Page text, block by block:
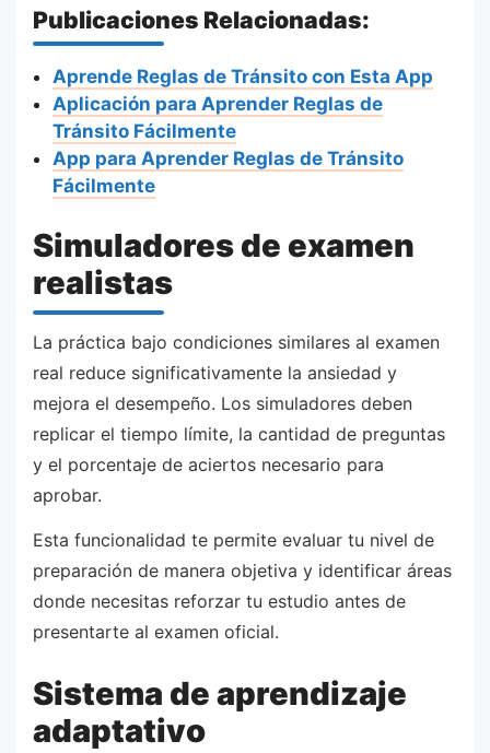
Publicaciones Relacionadas:
Aprende Reglas de Tránsito con Esta App
Aplicación para Aprender Reglas de
Tránsito Fácilmente
App para Aprender Reglas de Tránsito
Fácilmente
Simuladores de examen
realistas
La práctica bajo condiciones similares al examen
real reduce significativamente la ansiedad y
mejora el desempeño. Los simuladores deben
replicar el tiempo límite, la cantidad de preguntas
y el porcentaje de aciertos necesario para
aprobar.
Esta funcionalidad te permite evaluar tu nivel de
preparación de manera objetiva y identificar áreas
donde necesitas reforzar tu estudio antes de
presentarte al examen oficial.
Sistema de aprendizaje
adaptativo